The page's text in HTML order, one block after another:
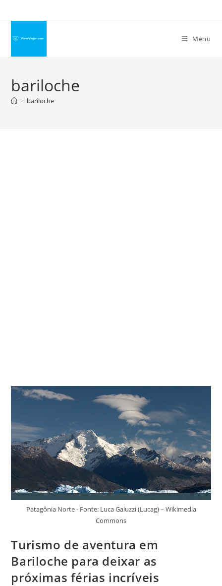
conteúdo
Menu
bariloche
> bariloche
Patagônia Norte - Fonte: Luca Galuzzi (Lucag) – Wikimedia
Commons
Turismo de aventura em
Bariloche para deixar as
próximas férias incríveis